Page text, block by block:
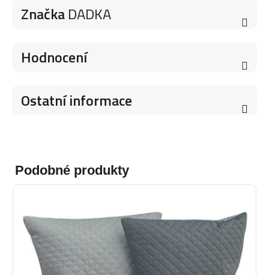
ZnačkaDADKA
Hodnocení
Ostatní informace
Podobné produkty